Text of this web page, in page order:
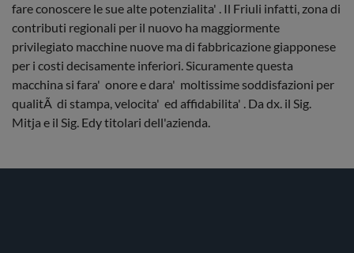
fare conoscere le sue alte potenzialita' . Il Friuli infatti, zona di
contributi regionali per il nuovo ha maggiormente
privilegiato macchine nuove ma di fabbricazione giapponese
per i costi decisamente inferiori. Sicuramente questa
macchina si fara' onore e dara' moltissime soddisfazioni per
qualitÃ di stampa, velocita' ed affidabilita' . Da dx. il Sig.
Mitja e il Sig. Edy titolari dell'azienda.